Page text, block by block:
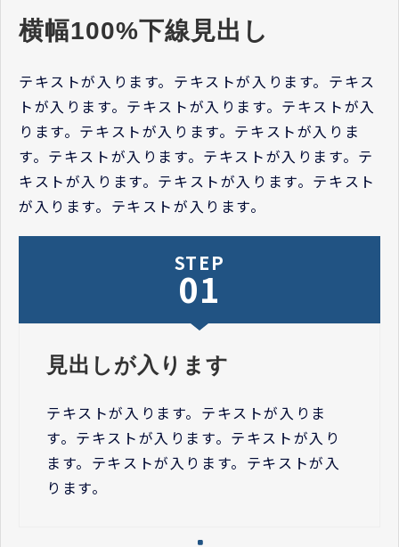
横幅100%下線見出し
テキストが入ります。テキストが入ります。テキス
トが入ります。テキストが入ります。テキストが入
ります。テキストが入ります。テキストが入りま
す。テキストが入ります。テキストが入ります。テ
キストが入ります。テキストが入ります。テキスト
が入ります。テキストが入ります。
STEP
01
見出しが入ります
テキストが入ります。テキストが入りま
す。テキストが入ります。テキストが入り
ます。テキストが入ります。テキストが入
ります。